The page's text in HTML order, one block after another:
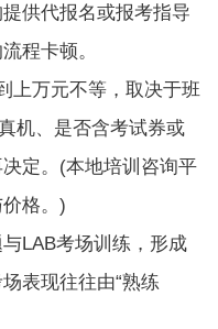
供代报名或报考指导
程卡顿。
上万元不等，取决于班
机、是否含考试券或
定。(本地培训咨询平
格。)
LAB考场训练，形成
表现往往由“熟练